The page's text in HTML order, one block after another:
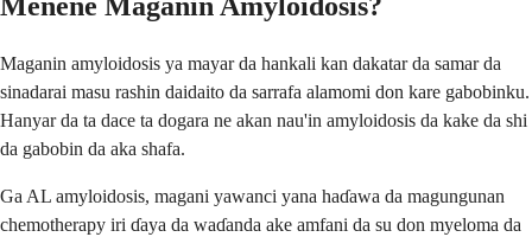
Maganin amyloidosis ya mayar da hankali kan dakatar da samar da
sinadarai masu rashin daidaito da sarrafa alamomi don kare gabobinku.
Hanyar da ta dace ta dogara ne akan nau'in amyloidosis da kake da shi
da gabobin da aka shafa.
Ga AL amyloidosis, magani yawanci yana haɗawa da magungunan
chemotherapy iri ɗaya da waɗanda ake amfani da su don myeloma da